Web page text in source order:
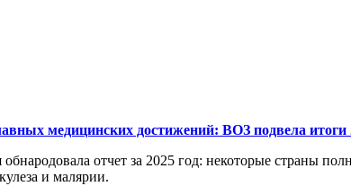
медицинских достижений: ВОЗ подвела итоги
отчет за 2025 год: некоторые страны
и малярии.